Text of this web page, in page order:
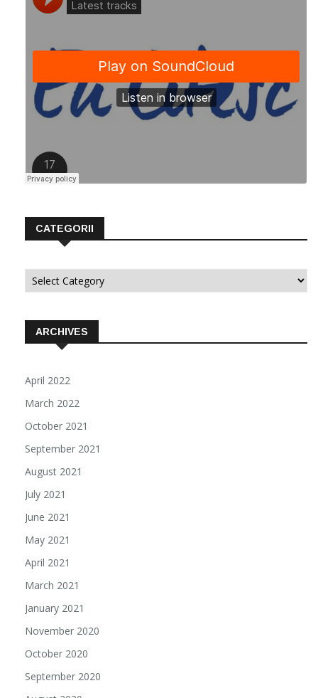
CATEGORII
Categorii
ARCHIVES
April 2022
March 2022
October 2021
September 2021
August 2021
July 2021
June 2021
May 2021
April 2021
March 2021
January 2021
November 2020
October 2020
September 2020